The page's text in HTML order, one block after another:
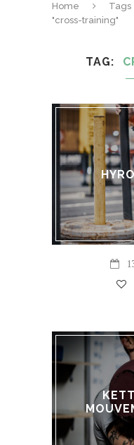
Home Tags
"cross-training"
TAG